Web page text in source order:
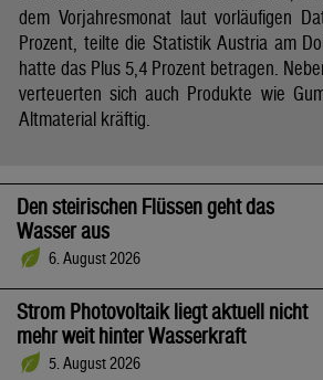
dem Vorjahresmonat laut vorläufigen
Prozent, teilte die Statistik Austria am
hatte das Plus 5,4 Prozent betragen.
verteuerten sich auch Produkte wie
Altmaterial kräftig.
Den steirischen Flüssen geht das
Wasser aus
6. August 2026
Strom Photovoltaik liegt aktuell nicht
mehr weit hinter Wasserkraft
5. August 2026